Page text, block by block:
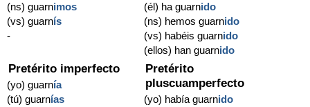
(ns) guarnimos
(vs) guarnís
-
(él) ha guarnido
(ns) hemos guarnido
(vs) habéis guarnido
(ellos) han guarnido
Pretérito imperfecto
(yo) guarnía
(tú) guarnías
Pretérito
pluscuamperfecto
(yo) había guarnido